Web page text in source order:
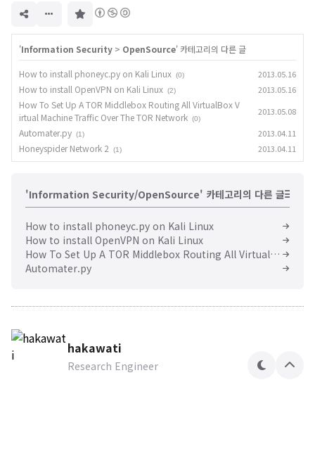
'Information Security > OpenSource' 카테고리의 다른 글
How to install phoneyc.py on Kali Linux (0) 2013.05.16
How to install OpenVPN on Kali Linux (2) 2013.05.16
How To Set Up A TOR Middlebox Routing All VirtualBox V
irtual Machine Traffic Over The TOR Network (0)
2013.05.08
Automater.py (1) 2013.04.11
Honeyspider Network 2 (1) 2013.04.11
'Information Security/OpenSource' 카테고리의 다른 글
How to install phoneyc.py on Kali Linux
How to install OpenVPN on Kali Linux
How To Set Up A TOR Middlebox Routing All VirtualBox Virtual Machine Traffic Over The TOR Network
Automater.py
hakawati
Research Engineer
테
상